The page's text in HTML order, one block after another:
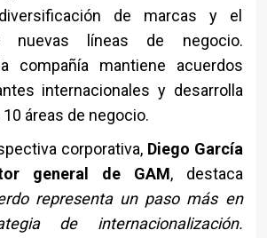
de marcas y el
nuevas líneas de negocio.
compañía mantiene acuerdos
internacionales y desarrolla
áreas de negocio.
corporativa, Diego García
general de GAM, destaca
representa un paso más en
de internacionalización.